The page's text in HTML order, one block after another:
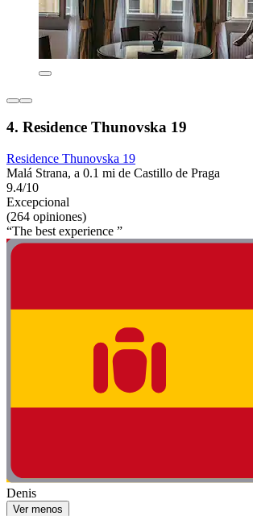
4. Residence Thunovska 19
Residence Thunovska 19
Malá Strana, a 0.1 mi de Castillo de Praga
9.4/10
Excepcional
(264 opiniones)
“The best experience ”
Denis
Ver menos